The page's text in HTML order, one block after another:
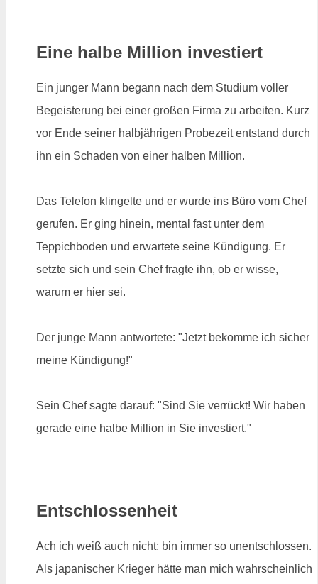
Eine halbe Million investiert
Ein junger Mann begann nach dem Studium voller
Begeisterung bei einer großen Firma zu arbeiten. Kurz
vor Ende seiner halbjährigen Probezeit entstand durch
ihn ein Schaden von einer halben Million.
Das Telefon klingelte und er wurde ins Büro vom Chef
gerufen. Er ging hinein, mental fast unter dem
Teppichboden und erwartete seine Kündigung. Er
setzte sich und sein Chef fragte ihn, ob er wisse,
warum er hier sei.
Der junge Mann antwortete: "Jetzt bekomme ich sicher
meine Kündigung!"
Sein Chef sagte darauf: "Sind Sie verrückt! Wir haben
gerade eine halbe Million in Sie investiert."
Entschlossenheit
Ach ich weiß auch nicht; bin immer so unentschlossen.
Als japanischer Krieger hätte man mich wahrscheinlich